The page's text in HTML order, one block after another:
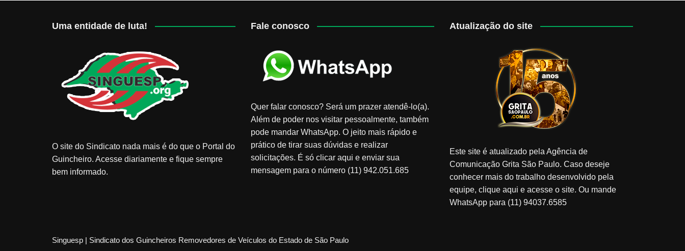
Uma entidade de luta!
O site do Sindicato nada mais é do que o Portal do
Guincheiro. Acesse diariamente e fique sempre
bem informado.
Fale conosco
Quer falar conosco? Será um prazer atendê-lo(a).
Além de poder nos visitar pessoalmente, também
pode mandar WhatsApp. O jeito mais rápido e
prático de tirar suas dúvidas e realizar
solicitações. É só clicar aqui e enviar sua
mensagem para o número (11) 942.051.685
Atualização do site
Este site é atualizado pela Agência de
Comunicação Grita São Paulo. Caso deseje
conhecer mais do trabalho desenvolvido pela
equipe, clique aqui e acesse o site. Ou mande
WhatsApp para (11) 94037.6585
Singuesp | Sindicato dos Guincheiros Removedores de Veículos do Estado de São Paulo